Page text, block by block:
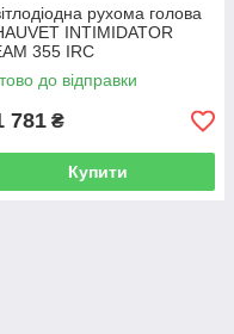
рухома голова
INTIMIDATOR
355 IRC
до відправки
781 ₴
Купити